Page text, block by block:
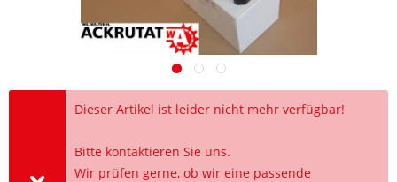
Dieser Artikel ist leider nicht mehr verfügbar!
Bitte kontaktieren Sie uns.
Wir prüfen gerne, ob wir eine passende